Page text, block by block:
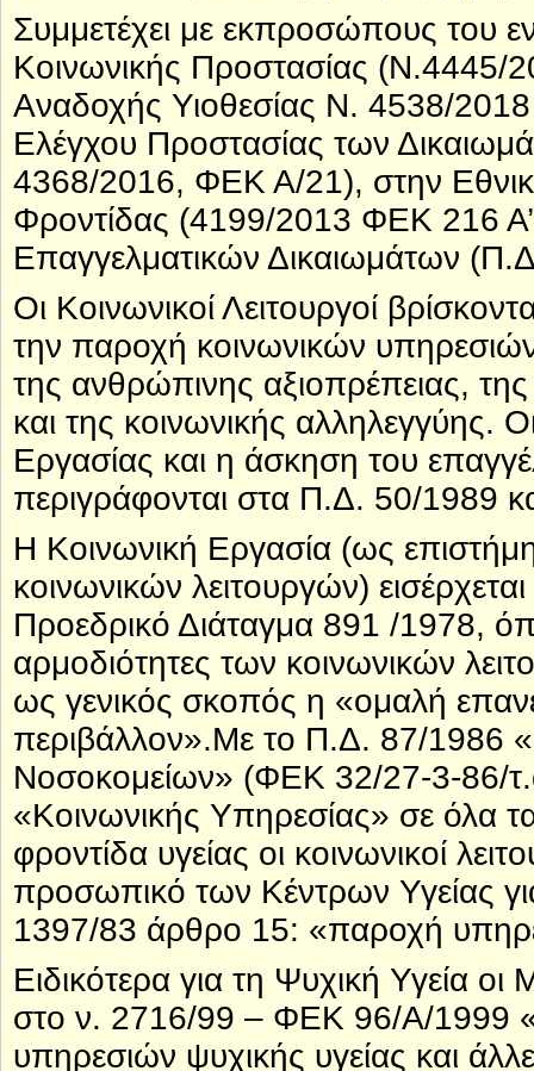
Συμμετέχει με εκπροσώπους του
Κοινωνικής Προστασίας
Αναδοχής Υιοθεσίας Ν. 4538/
Ελέγχου Προστασίας των
4368/2016, ΦΕΚ Α/21), στην
Φροντίδας (4199/2013 ΦΕΚ 216
Επαγγελματικών Δικαιωμάτων
Οι Κοινωνικοί Λειτουργοί
την παροχή κοινωνικών
της ανθρώπινης αξιοπρέπειας, της
και της κοινωνικής αλληλεγγύης.
Εργασίας και η άσκηση του
περιγράφονται στα Π.Δ. 50/1989
Η Κοινωνική Εργασία (ως
κοινωνικών λειτουργών)
Προεδρικό Διάταγμα 891 /1978,
αρμοδιότητες των κοινωνικών
ως γενικός σκοπός η «ομαλή
περιβάλλον».Με το Π.Δ. 87/1986
Νοσοκομείων» (ΦΕΚ 32/27-3-86/
«Κοινωνικής Υπηρεσίας» σε όλα
φροντίδα υγείας οι κοινωνικοί
προσωπικό των Κέντρων Υγείας
1397/83 άρθρο 15: «παροχή
Ειδικότερα για τη Ψυχική Υγεία
στο ν. 2716/99 – ΦΕΚ 96/Α/1999
υπηρεσιών ψυχικής υγείας και